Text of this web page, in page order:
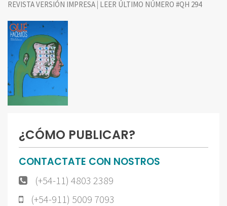
REVISTA VERSIÓN IMPRESA | LEER ÚLTIMO NÚMERO #QH 294
¿CÓMO PUBLICAR?
CONTACTATE CON NOSTROS
(+54-11) 4803 2389
(+54-911) 5009 7093